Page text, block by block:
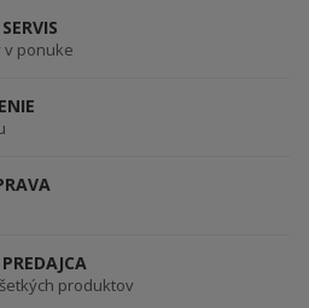
v ponuke
produktov